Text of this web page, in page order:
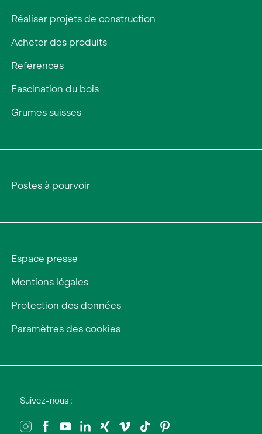
Réaliser projets de construction
Acheter des produits
References
Fascination du bois
Grumes suisses
Postes à pourvoir
Espace presse
Mentions légales
Protection des données
Paramètres des cookies
Suivez-nous :